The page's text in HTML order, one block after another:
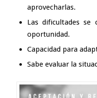
aprovecharlas.
Las dificultades se
oportunidad.
Capacidad para
Sabe evaluar la